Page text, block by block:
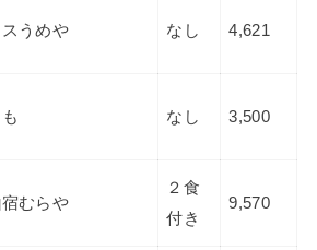
うめや なし 4,621
なし 3,500
むらや
２食
付き
9,570